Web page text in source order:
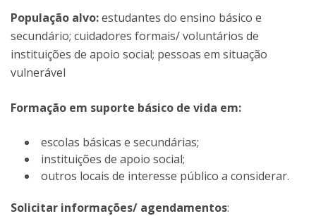
População alvo:estudantes do ensino básico e
secundário; cuidadores formais/ voluntários de
instituições de apoio social; pessoas em situação
vulnerável
Formação em suporte básico de vida em:
escolas básicas e secundárias;
instituições de apoio social;
outros locais de interesse público a considerar.
Solicitar informações/ agendamentos: